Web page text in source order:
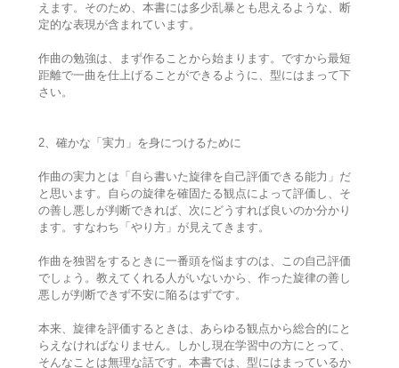
えます。そのため、本書には多少乱暴とも思えるような、断
定的な表現が含まれています。
作曲の勉強は、まず作ることから始まります。ですから最短
距離で一曲を仕上げることができるように、型にはまって下
さい。
2、確かな「実力」を身につけるために
作曲の実力とは「自ら書いた旋律を自己評価できる能力」だ
と思います。自らの旋律を確固たる観点によって評価し、そ
の善し悪しが判断できれば、次にどうすれば良いのか分かり
ます。すなわち「やり方」が見えてきます。
作曲を独習をするときに一番頭を悩ますのは、この自己評価
でしょう。教えてくれる人がいないから、作った旋律の善し
悪しが判断できず不安に陥るはずです。
本来、旋律を評価するときは、あらゆる観点から総合的にと
らえなければなりません。しかし現在学習中の方にとって、
そんなことは無理な話です。本書では、型にはまっているか